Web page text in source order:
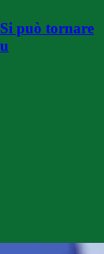
può tornare